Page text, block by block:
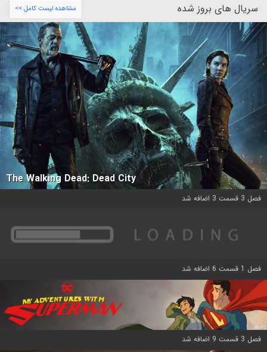
سریال های بروز شده مشاهده لیست کامل >>
The Walking Dead: Dead City
فصل 3 قسمت 3 اضافه شد
فصل 1 قسمت 6 اضافه شد
فصل 3 قسمت 9 اضافه شد